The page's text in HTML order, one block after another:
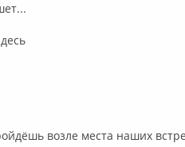
возле места наших